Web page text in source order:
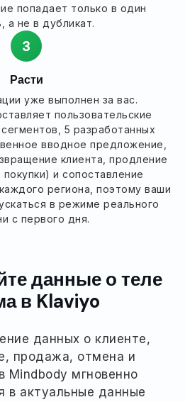
попадает только в один
а не в дубликат.
3
Расти
уже выполнен за вас.
пользовательские
5 разработанных
вводное предложение,
клиента, продление
и сопоставление
региона, поэтому ваши
в режиме реального
с первого дня.
данные о теле
в Klaviyo
данных о клиенте,
продажа, отмена и
Mindbody мгновенно
в актуальные данные